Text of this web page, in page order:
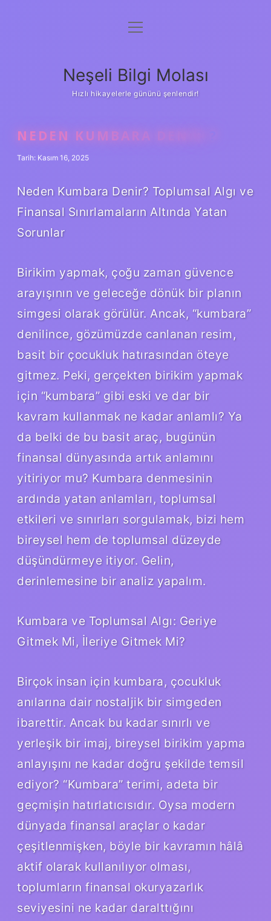
Anasayfa
Yasal Uyarı
menüyü
Neşeli Bilgi Molası
Hızlı hikayelerle gününü şenlendir!
NEDEN KUMBARA DENIR ?
Tarih: Kasım 16, 2025
Neden Kumbara Denir? Toplumsal Algı ve
Finansal Sınırlamaların Altında Yatan
Sorunlar
Birikim yapmak, çoğu zaman güvence
arayışının ve geleceğe dönük bir planın
simgesi olarak görülür. Ancak, “kumbara”
denilince, gözümüzde canlanan resim,
basit bir çocukluk hatırasından öteye
gitmez. Peki, gerçekten birikim yapmak
için “kumbara” gibi eski ve dar bir
kavram kullanmak ne kadar anlamlı? Ya
da belki de bu basit araç, bugünün
finansal dünyasında artık anlamını
yitiriyor mu? Kumbara denmesinin
ardında yatan anlamları, toplumsal
etkileri ve sınırları sorgulamak, bizi hem
bireysel hem de toplumsal düzeyde
düşündürmeye itiyor. Gelin,
derinlemesine bir analiz yapalım.
Kumbara ve Toplumsal Algı: Geriye
Gitmek Mi, İleriye Gitmek Mi?
Birçok insan için kumbara, çocukluk
anılarına dair nostaljik bir simgeden
ibarettir. Ancak bu kadar sınırlı ve
yerleşik bir imaj, bireysel birikim yapma
anlayışını ne kadar doğru şekilde temsil
ediyor? “Kumbara” terimi, adeta bir
geçmişin hatırlatıcısıdır. Oysa modern
dünyada finansal araçlar o kadar
çeşitlenmişken, böyle bir kavramın hâlâ
aktif olarak kullanılıyor olması,
toplumların finansal okuryazarlık
seviyesini ne kadar daralttığını